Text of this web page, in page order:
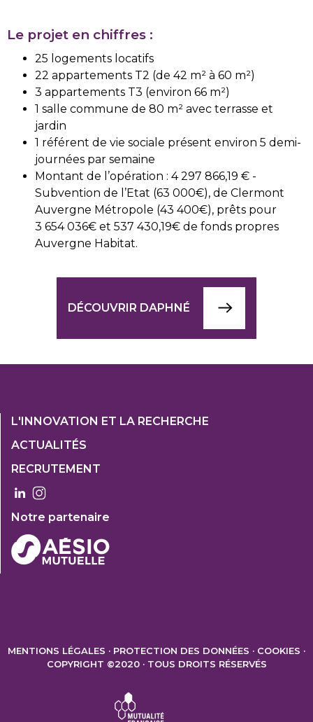
Le projet en chiffres :
25 logements locatifs
22 appartements T2 (de 42 m² à 60 m²)
3 appartements T3 (environ 66 m²)
1 salle commune de 80 m² avec terrasse et
jardin
1 référent de vie sociale présent environ 5 demi-
journées par semaine
Montant de l’opération : 4 297 866,19 € -
Subvention de l’Etat (63 000€), de Clermont
Auvergne Métropole (43 400€), prêts pour
3 654 036€ et 537 430,19€ de fonds propres
Auvergne Habitat.
DÉCOUVRIR DAPHNÉ
Footer
1
Col
3
L'INNOVATION ET LA RECHERCHE
ACTUALITÉS
RECRUTEMENT
Notre partenaire
MENTIONS LÉGALES PROTECTION DES DONNÉES
COOKIES
COPYRIGHT ©2020 · TOUS DROITS RÉSERVÉS